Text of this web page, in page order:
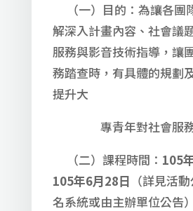
（一）目的：為讓各團
解深入計畫內容、社會議
服務與影音技術指導，讓
務踏查時，有具體的規劃
提升大
專青年對社會服務
（二）課程時間： 105
105年6月28日 （詳見活
名系統或由主辦單位公告）